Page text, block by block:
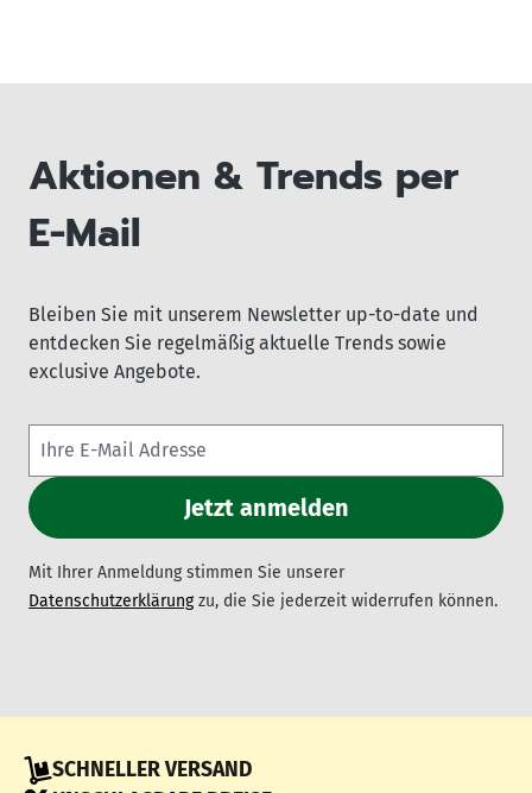
Aktionen & Trends per
E-Mail
Bleiben Sie mit unserem Newsletter up-to-date und
entdecken Sie regelmäßig aktuelle Trends sowie
exclusive Angebote.
Mit Ihrer Anmeldung stimmen Sie unserer
Datenschutzerklärungzu, die Sie jederzeit widerrufen können.
SCHNELLER VERSAND